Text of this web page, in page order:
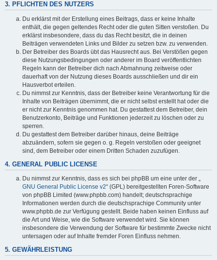
3. PFLICHTEN DES NUTZERS
Du erklärst mit der Erstellung eines Beitrags, dass er keine Inhalte
enthält, die gegen geltendes Recht oder die guten Sitten verstoßen. Du
erklärst insbesondere, dass du das Recht besitzt, die in deinen
Beiträgen verwendeten Links und Bilder zu setzen bzw. zu verwenden.
Der Betreiber des Boards übt das Hausrecht aus. Bei Verstößen gegen
diese Nutzungsbedingungen oder anderer im Board veröffentlichten
Regeln kann der Betreiber dich nach Abmahnung zeitweise oder
dauerhaft von der Nutzung dieses Boards ausschließen und dir ein
Hausverbot erteilen.
Du nimmst zur Kenntnis, dass der Betreiber keine Verantwortung für die
Inhalte von Beiträgen übernimmt, die er nicht selbst erstellt hat oder die
er nicht zur Kenntnis genommen hat. Du gestattest dem Betreiber, dein
Benutzerkonto, Beiträge und Funktionen jederzeit zu löschen oder zu
sperren.
Du gestattest dem Betreiber darüber hinaus, deine Beiträge
abzuändern, sofern sie gegen o. g. Regeln verstoßen oder geeignet
sind, dem Betreiber oder einem Dritten Schaden zuzufügen.
4. GENERAL PUBLIC LICENSE
Du nimmst zur Kenntnis, dass es sich bei phpBB um eine unter der „
GNU General Public License v2“ (GPL) bereitgestellten Foren-Software
von phpBB Limited (www.phpbb.com) handelt; deutschsprachige
Informationen werden durch die deutschsprachige Community unter
www.phpbb.de zur Verfügung gestellt. Beide haben keinen Einfluss auf
die Art und Weise, wie die Software verwendet wird. Sie können
insbesondere die Verwendung der Software für bestimmte Zwecke nicht
untersagen oder auf Inhalte fremder Foren Einfluss nehmen.
5. GEWÄHRLEISTUNG